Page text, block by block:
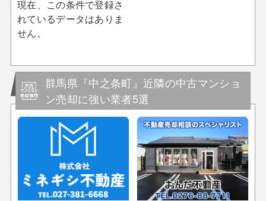
現在、この条件で登録さ
れているデータはありま
せん。
群馬県『中之条町』近隣の中古マンショ
ン売却に強い業者5選